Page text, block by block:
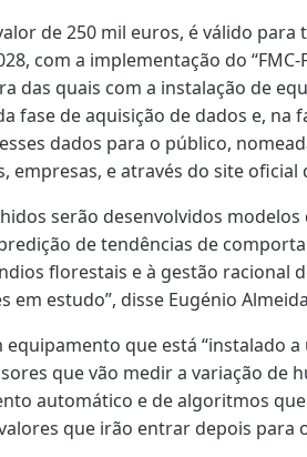
de 250 mil euros, é válido para
com a implementação do “FMC-
das quais com a instalação de
fase de aquisição de dados e, na
dados para o público,
empresas, e através do site oficial
serão desenvolvidos
de tendências de
florestais e à gestão racional
em estudo”, disse Eugénio
equipamento que está “instalado
que vão medir a variação de
automático e de algoritmos
que irão entrar depois para